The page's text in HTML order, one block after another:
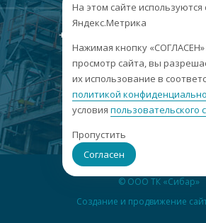
+7
г. Барнаул, пр. Ленина, 158А,
пн-пт: 09:00-17:00
сб-вс: выходные
info@sibar22.ru
© ООО ТК «Сибар»
Создание и продвижение
На этом сайте
Яндекс.Метрика
Нажимая кнопку
просмотр сайта, вы
их использование в
политикой
условия пользовательского
Пропустить
Согласен